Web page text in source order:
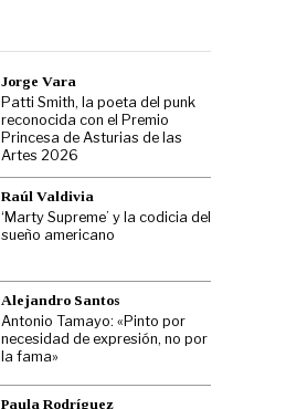
Jorge Vara
Patti Smith, la poeta del punk
reconocida con el Premio
Princesa de Asturias de las
Artes 2026
Raúl Valdivia
‘Marty Supreme’ y la codicia del
sueño americano
Alejandro Santos
Antonio Tamayo: «Pinto por
necesidad de expresión, no por
la fama»
Paula Rodríguez